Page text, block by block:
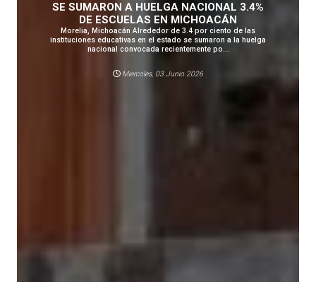
SE SUMARON A HUELGA NACIONAL 3.4%
DE ESCUELAS EN MICHOACÁN
Morelia, Michoacán Alrededor de 3.4 por ciento de las
instituciones educativas en el estado se sumaron a la huelga
nacional convocada recientemente po...
Miercoles, 03 Junio 2026